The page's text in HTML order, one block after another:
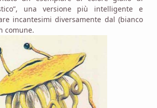
una versione più intelligente e
incantesimi diversamente dal (bianco
comune.